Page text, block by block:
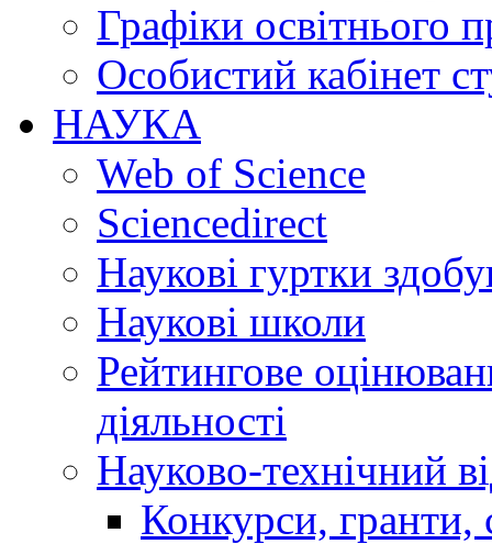
Графіки освітнього
Особистий кабінет
НАУКА
Web of Science
Sciencedirect
Наукові гуртки
Наукові школи
Рейтингове
діяльності
Науково-технічний
Конкурси, гранти,